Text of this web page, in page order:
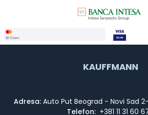
KAUFFMANN
Adresa:Auto Put Beograd - Novi Sad
Telefon: +381 11 31 60